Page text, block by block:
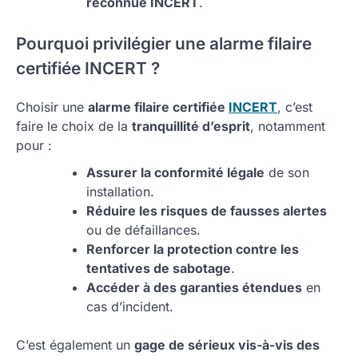
Pourquoi privilégier une alarme filaire
certifiée INCERT ?
Choisir une alarme filaire certifiée INCERT, c’est
faire le choix de la tranquillité d’esprit, notamment
pour :
Assurer la conformité légale de son
installation.
Réduire les risques de fausses alertes
ou de défaillances.
Renforcer la protection contre les
tentatives de sabotage.
Accéder à des garanties étendues en
cas d’incident.
C’est également un gage de sérieux vis-à-vis des